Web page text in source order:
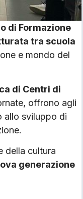
di Formazione
tra scuola
e mondo del
di Centri di
offrono agli
allo sviluppo di
della cultura
generazione